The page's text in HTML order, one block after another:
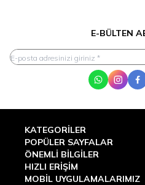
E-BÜLTEN
WhatsApp
KATEGORILER
POPÜLER SAYFALAR
ÖNEMLI BILGILER
HIZLI ERIŞIM
MOBİL UYGULAMALARIMIZ